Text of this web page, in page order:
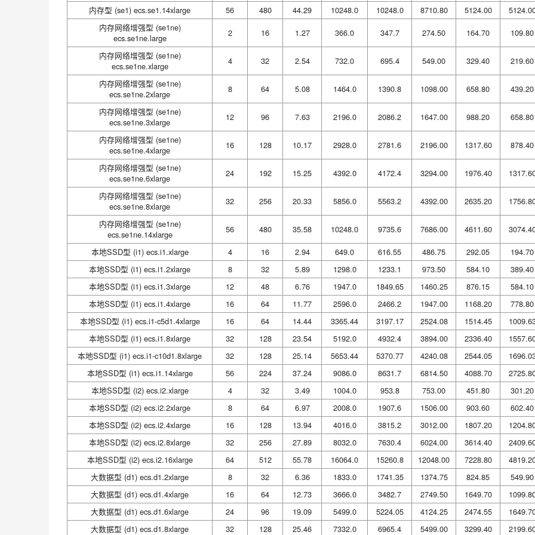
内存型 (se1) ecs.se1.14xlarge
56 480 44.29 10248.0 10248.0 8710.80 5124.00
内存网络增强型 (se1ne)
ecs.se1ne.large
2 16 1.27 366.0 347.7 274.50 164.70
109.80
内存网络增强型 (se1ne)
ecs.se1ne.xlarge
4 32 2.54 732.0 695.4 549.00 329.40
219.60
内存网络增强型 (se1ne)
ecs.se1ne.2xlarge
8 64 5.08 1464.0 1390.8 1098.00 658.80
439.20
内存网络增强型 (se1ne)
ecs.se1ne.3xlarge
12 96 7.63 2196.0 2086.2 1647.00 988.20
658.80
内存网络增强型 (se1ne)
ecs.se1ne.4xlarge
16 128 10.17 2928.0 2781.6 2196.00 1317.60
878.40
内存网络增强型 (se1ne)
ecs.se1ne.6xlarge
24 192 15.25 4392.0 4172.4 3294.00 1976.40
内存网络增强型 (se1ne)
ecs.se1ne.8xlarge
32 256 20.33 5856.0 5563.2 4392.00 2635.20
内存网络增强型 (se1ne)
ecs.se1ne.14xlarge
56 480 35.58 10248.0 9735.6 7686.00 4611.60
本地SSD型 (i1) ecs.i1.xlarge
4 16 2.94 649.0 616.55 486.75 292.05
194.70
本地SSD型 (i1) ecs.i1.2xlarge
8 32 5.89 1298.0 1233.1 973.50 584.10
389.40
本地SSD型 (i1) ecs.i1.3xlarge
12 48 6.76 1947.0 1849.65 1460.25 876.15
584.10
本地SSD型 (i1) ecs.i1.4xlarge
16 64 11.77 2596.0 2466.2 1947.00 1168.20
778.80
本地SSD型 (i1) ecs.i1-c5d1.4xlarge
16 64 14.44 3365.44 3197.17 2524.08 1514.45
本地SSD型 (i1) ecs.i1.8xlarge
32 128 23.54 5192.0 4932.4 3894.00 2336.40
本地SSD型 (i1) ecs.i1-c10d1.8xlarge
32 128 25.14 5653.44 5370.77 4240.08 2544.05
本地SSD型 (i1) ecs.i1.14xlarge
56 224 37.24 9086.0 8631.7 6814.50 4088.70
本地SSD型 (i2) ecs.i2.xlarge
4 32 3.49 1004.0 953.8 753.00 451.80
301.20
本地SSD型 (i2) ecs.i2.2xlarge
8 64 6.97 2008.0 1907.6 1506.00 903.60
602.40
本地SSD型 (i2) ecs.i2.4xlarge
16 128 13.94 4016.0 3815.2 3012.00 1807.20
本地SSD型 (i2) ecs.i2.8xlarge
32 256 27.89 8032.0 7630.4 6024.00 3614.40
本地SSD型 (i2) ecs.i2.16xlarge
64 512 55.78 16064.0 15260.8 12048.00 7228.80
大数据型 (d1) ecs.d1.2xlarge
8 32 6.36 1833.0 1741.35 1374.75 824.85
549.90
大数据型 (d1) ecs.d1.4xlarge
16 64 12.73 3666.0 3482.7 2749.50 1649.70
大数据型 (d1) ecs.d1.6xlarge
24 96 19.09 5499.0 5224.05 4124.25 2474.55
大数据型 (d1) ecs.d1.8xlarge
32 128 25.46 7332.0 6965.4 5499.00 3299.40